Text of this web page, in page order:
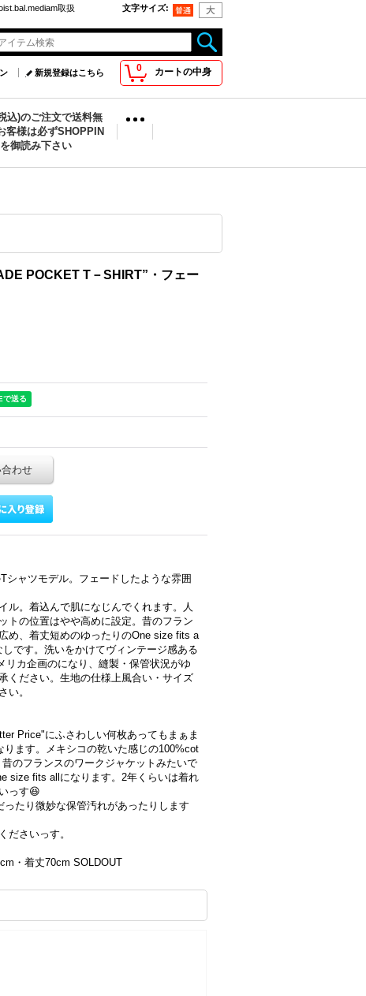
取扱 文字サイズ:
0 カートの中身
新規登録はこちら
込)のご注文で送料無
客様は必ずSHOPPIN
御読み下さい
POCKET T－SHIRT”・フェー
わせ
シャツモデル。フェードしたような雰囲
ル。着込んで肌になじんでくれます。人
トの位置はやや高めに設定。昔のフラン
め、着丈短めのゆったりのOne size fits a
です。洗いをかけてヴィンテージ感ある
カ企画のになり、縫製・保管状況がゆ
ください。生地の仕様上風合い・サイズ
い。
Price"にふさわしい何枚あってもまぁま
ます。メキシコの乾いた感じの100%cot
のフランスのワークジャケットみたいで
size fits allになります。2年くらいは着れ
っす😆
たり微妙な保管汚れがあったりします
ださいっす。
・着丈70cm SOLDOUT